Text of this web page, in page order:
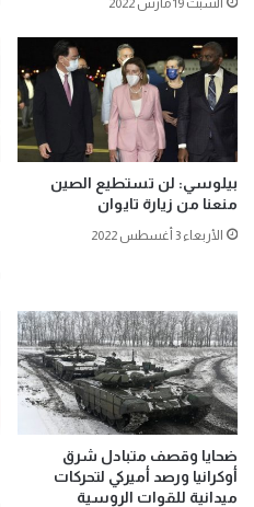
السبت 19 مارس 2022
بيلوسي: لن تستطيع الصين
منعنا من زيارة تايوان
الأربعاء 3 أغسطس 2022
ضحايا وقصف متبادل شرق
أوكرانيا ورصد أميركي لتحركات
ميدانية للقوات الروسية